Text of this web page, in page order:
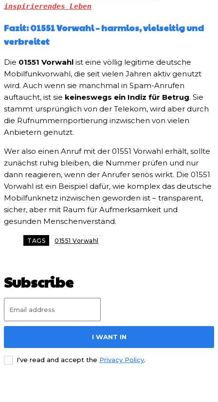
inspirierendes Leben
Fazit: 01551 Vorwahl – harmlos, vielseitig und
verbreitet
Die 01551 Vorwahl ist eine völlig legitime deutsche
Mobilfunkvorwahl, die seit vielen Jahren aktiv genutzt
wird. Auch wenn sie manchmal in Spam-Anrufen
auftaucht, ist sie keineswegs ein Indiz für Betrug. Sie
stammt ursprünglich von der Telekom, wird aber durch
die Rufnummernportierung inzwischen von vielen
Anbietern genutzt.
Wer also einen Anruf mit der 01551 Vorwahl erhält, sollte
zunächst ruhig bleiben, die Nummer prüfen und nur
dann reagieren, wenn der Anrufer seriös wirkt. Die 01551
Vorwahl ist ein Beispiel dafür, wie komplex das deutsche
Mobilfunknetz inzwischen geworden ist – transparent,
sicher, aber mit Raum für Aufmerksamkeit und
gesunden Menschenverstand.
TAGS 01551 Vorwahl
Subscribe
I WANT IN
I've read and accept the Privacy Policy.